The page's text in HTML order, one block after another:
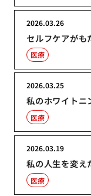
セルフケアがも
2026.03.26
医療
私のホワイトニ
2026.03.25
医療
私の人生を変え
2026.03.19
医療